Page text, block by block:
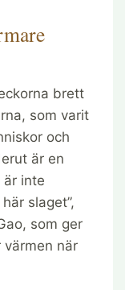
brett
som varit
och
är en
är inte
slaget”,
som ger
när